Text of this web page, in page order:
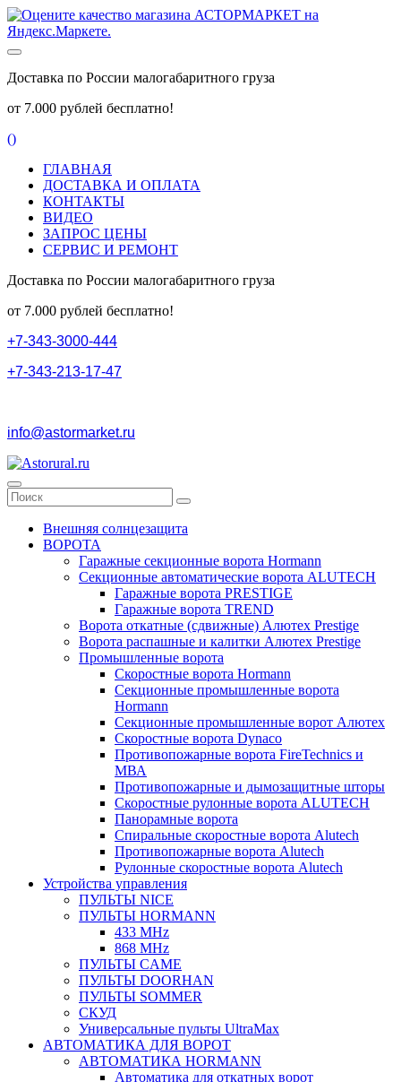
Доставка по России малогабаритного груза
от 7.000 рублей бесплатно!
()
ГЛАВНАЯ
ДОСТАВКА И ОПЛАТА
КОНТАКТЫ
ВИДЕО
ЗАПРОС ЦЕНЫ
СЕРВИС И РЕМОНТ
Доставка по России малогабаритного груза
от 7.000 рублей бесплатно!
+7-343-3000-444
+7-343-213-17-47
info@astormarket.ru
Внешняя солнцезащита
ВОРОТА
Гаражные секционные ворота Hormann
Секционные автоматические ворота ALUTECH
Гаражные ворота PRESTIGE
Гаражные ворота TREND
Ворота откатные (сдвижные) Алютех Prestige
Ворота распашные и калитки Алютех Prestige
Промышленные ворота
Скоростные ворота Hormann
Секционные промышленные ворота
Hormann
Секционные промышленные ворот Алютех
Скоростные ворота Dynaco
Противопожарные ворота FireTechnics и
МВА
Противопожарные и дымозащитные шторы
Скоростные рулонные ворота ALUTECH
Панорамные ворота
Спиральные скоростные ворота Alutech
Противопожарные ворота Alutech
Рулонные скоростные ворота Alutech
Устройства управления
ПУЛЬТЫ NICE
ПУЛЬТЫ HORMANN
433 MHz
868 MHz
ПУЛЬТЫ CAME
ПУЛЬТЫ DOORHAN
ПУЛЬТЫ SOMMER
СКУД
Универсальные пульты UltraMax
АВТОМАТИКА ДЛЯ ВОРОТ
АВТОМАТИКА HORMANN
Автоматика для откатных ворот